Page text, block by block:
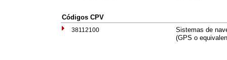
Códigos CPV
38112100
Sistemas de
(GPS o